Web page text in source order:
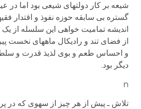
شیعه بر کار دولت­های شیعی بود اما
گستره بی سابقه حوزه نفوذ و اقتدار
اندیشه تمامیت خواهی این سلسله از یک
از فضای تند و رادیکال ماههای نخست
و احساس طعم و بوی لذیذ قدرت و
دیگر بود.
n
تلاش ـ پيش از هر چيز از سهوی که در